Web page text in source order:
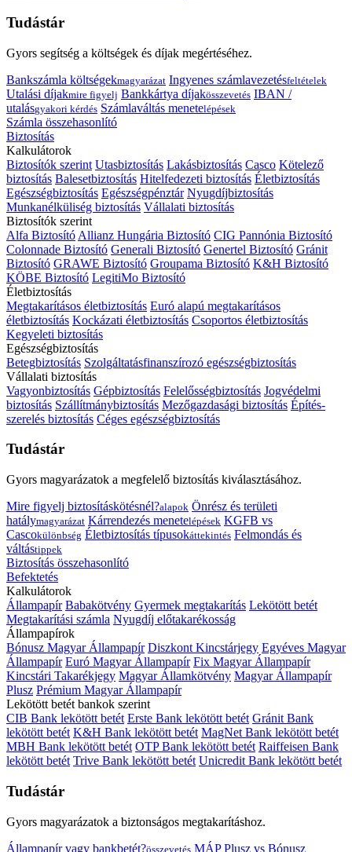
Tudástár
Gyors segítség a költségek és díjak megértéséhez.
Bankszámla költségekmagyarázat Ingyenes számlavezetésfeltételek
Utalási díjakmire figyelj Bankkártya díjakösszevetés IBAN /
utalásgyakori kérdés Számlaváltás menetelépések
Számla összehasonlító
Biztosítás
Kalkulátorok
Biztosítók szerint Utasbiztosítás Lakásbiztosítás Casco Kötelező
biztosítás Balesetbiztosítás Hitelfedezeti biztosítás Életbiztosítás
Egészségbiztosítás Egészségpénztár Nyugdíjbiztosítás
Munkanélküliség biztosítás Vállalati biztosítás
Biztosítók szerint
Alfa Biztosító Allianz Hungária Biztosító CIG Pannónia Biztosító
Colonnade Biztosító Generali Biztosító Genertel Biztosító Gránit
Biztosító GRAWE Biztosító Groupama Biztosító K&H Biztosító
KÖBE Biztosító LegitiMo Biztosító
Életbiztosítás
Megtakarításos életbiztosítás Euró alapú megtakarításos
életbiztosítás Kockázati életbiztosítás Csoportos életbiztosítás
Kegyeleti biztosítás
Egészségbiztosítás
Betegbiztosítás Szolgáltatásfinanszírozó egészségbiztosítás
Vállalati biztosítás
Vagyonbiztosítás Gépbiztosítás Felelősségbiztosítás Jogvédelmi
biztosítás Szállítmánybiztosítás Mezőgazdasági biztosítás Építés-
szerelés biztosítás Céges egészségbiztosítás
Tudástár
Gyors magyarázatok a megfelelő biztosítás kiválasztásához.
Mire figyelj biztosításkötésnél?alapok Önrész és területi
hatálymagyarázat Kárrendezés menetelépések KGFB vs
Cascokülönbség Életbiztosítás típusokáttekintés Felmondás és
váltástippek
Biztosítás összehasonlító
Befektetés
Kalkulátorok
Állampapír Babakötvény Gyermek megtakarítás Lekötött betét
Megtakarítási számla Nyugdíj előtakarékosság
Állampapírok
Bónusz Magyar Állampapír Diszkont Kincstárjegy Egyéves Magyar
Állampapír Euró Magyar Állampapír Fix Magyar Állampapír
Kincstári Takarékjegy Magyar Államkötvény Magyar Állampapír
Plusz Prémium Magyar Állampapír
Lekötött betét bankok szerint
CIB Bank lekötött betét Erste Bank lekötött betét Gránit Bank
lekötött betét K&H Bank lekötött betét MagNet Bank lekötött betét
MBH Bank lekötött betét OTP Bank lekötött betét Raiffeisen Bank
lekötött betét Trive Bank lekötött betét Unicredit Bank lekötött betét
Tudástár
Gyors magyarázatok a biztonságos megtakarításhoz.
Állampapír vagy bankbetét?összevetés MÁP Plusz vs Bónusz